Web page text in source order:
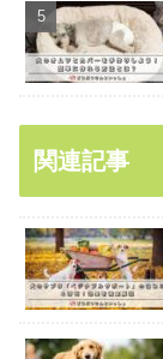
関連記事